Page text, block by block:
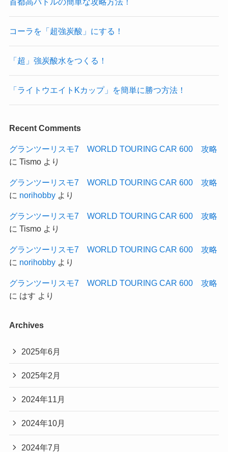
コーラを「超強炭酸」にする！
「超」強炭酸水をつくる！
「ライトウエイトKカップ」を簡単に勝つ方法！
Recent Comments
グランツーリスモ7 WORLD TOURING CAR 600 攻略
に Tismoより
グランツーリスモ7 WORLD TOURING CAR 600 攻略
に norihobbyより
グランツーリスモ7 WORLD TOURING CAR 600 攻略
に Tismoより
グランツーリスモ7 WORLD TOURING CAR 600 攻略
に norihobbyより
グランツーリスモ7 WORLD TOURING CAR 600 攻略
に はす より
Archives
2025年6月
2025年2月
2024年11月
2024年10月
2024年7月